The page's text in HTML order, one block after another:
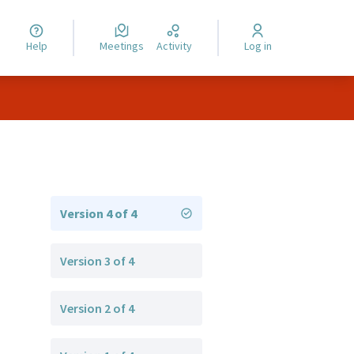
Help Meetings Activity Log in
Version 4 of 4
Version 3 of 4
Version 2 of 4